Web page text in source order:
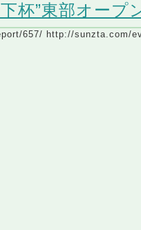
杯”東部オー
657/ http://sunzta.com/